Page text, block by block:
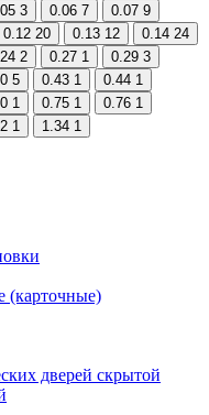
3 0.06 7 0.07 9
0.12 20 0.13 12 0.14 24
2 0.27 1 0.29 3
5 0.43 1 0.44 1
1 0.75 1 0.76 1
1 1.34 1
(карточные)
скрытой